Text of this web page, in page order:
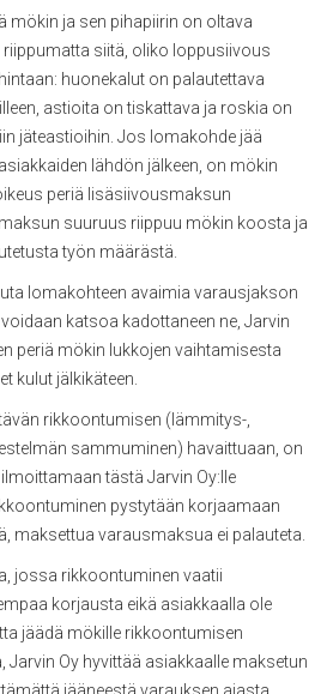
mökin ja sen pihapiirin on oltava
siitä, oliko loppusiivous
huonekalut on palautettava
astioita on tiskattava ja roskia on
jäteastioihin. Jos lomakohde jää
lähdön jälkeen, on mökin
periä lisäsiivousmaksun
suuruus riippuu mökin koosta ja
työn määrästä.
lomakohteen avaimia varausjakson
katsoa kadottaneen ne, Jarvin
periä mökin lukkojen vaihtamisesta
kulut jälkikäteen.
rikkoontumisen (lämmitys-,
sammuminen) havaittuaan, on
tästä Jarvin Oy:lle
pystytään korjaamaan
maksettua varausmaksua ei palauteta.
jossa rikkoontuminen vaatii
korjausta eikä asiakkaalla ole
jäädä mökille rikkoontumisen
Jarvin Oy hyvittää asiakkaalle maksetun